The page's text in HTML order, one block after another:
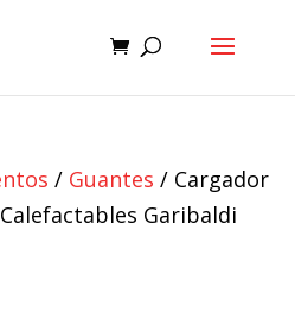
/ Guantes / Cargador
Garibaldi